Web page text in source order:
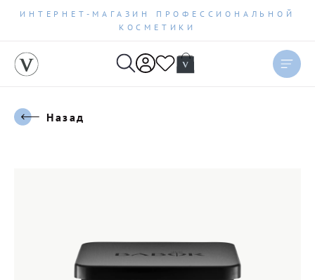
ИНТЕРНЕТ-МАГАЗИН ПРОФЕССИОНАЛЬНОЙ
КОСМЕТИКИ
Назад